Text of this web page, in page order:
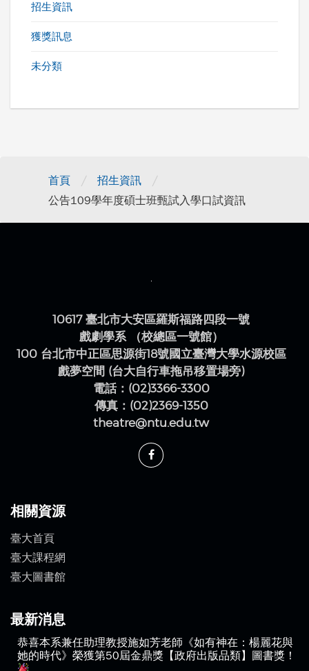
招生資訊
獲獎訊息
未分類
首頁 / 招生資訊 /
公告109學年度碩士班甄試入學口試資訊
10617 臺北市大安區羅斯福路四段一號
戲劇學系 （校總區一號館）
100 台北市中正區思源街18號國立臺灣大學水源校區
戲夢空間 (台大自行車拖吊移置場旁)
電話：(02)3366-3300
傳真：(02)2369-1350
theatre@ntu.edu.tw
相關資源
臺大首頁
臺大課程網
臺大圖書館
最新消息
恭喜本系兼任助理教授施如芳老師《如有神在：楊麗花與
她的時代》榮獲第50屆金鼎獎【政府出版品類】圖書獎！